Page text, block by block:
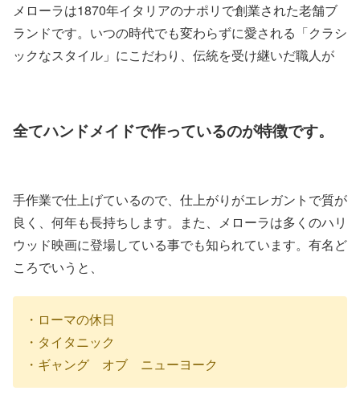
メローラは1870年イタリアのナポリで創業された老舗ブ
ランドです。いつの時代でも変わらずに愛される「クラシ
ックなスタイル」にこだわり、伝統を受け継いだ職人が
全てハンドメイドで作っているのが特徴です。
手作業で仕上げているので、仕上がりがエレガントで質が
良く、何年も長持ちします。また、メローラは多くのハリ
ウッド映画に登場している事でも知られています。有名ど
ころでいうと、
・ローマの休日
・タイタニック
・ギャング オブ ニューヨーク